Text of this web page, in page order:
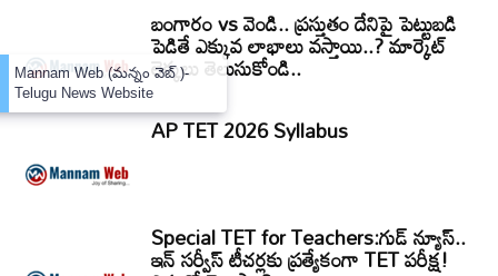
బంగారం vs వెండి.. ప్రస్తుతం దేనిపై పెట్టుబడి
పెడితే ఎక్కువ లాభాలు వస్తాయి..? మార్కెట్
లెక్కలు తెలుసుకోండి..
AP TET 2026 Syllabus
Special TET for Teachers:గుడ్ న్యూస్..
ఇన్ సర్వీస్ టీచర్లకు ప్రత్యేకంగా TET పరీక్ష!
×
Mannam Web (మన్నం వెబ్ )-
Telugu News Website